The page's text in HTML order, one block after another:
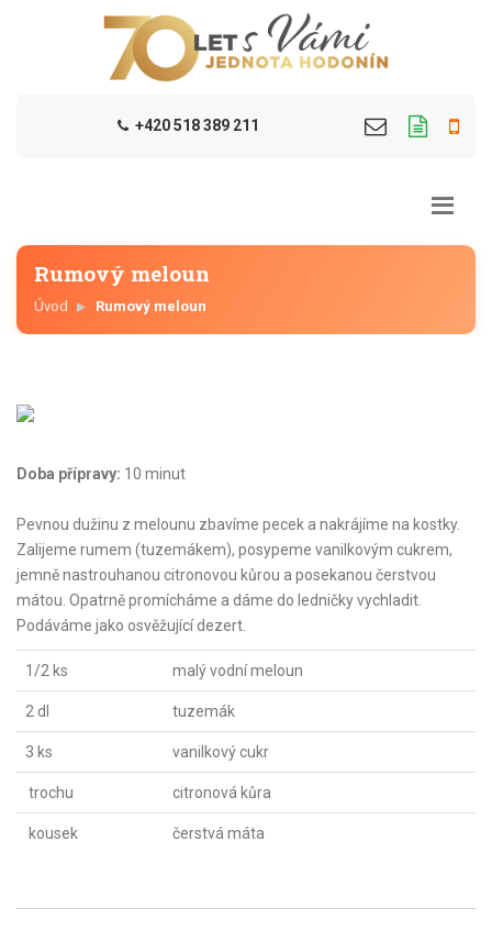
+420 518 389 211
Rumový meloun
Úvod Rumový meloun
Doba přípravy: 10 minut
Pevnou dužinu z melounu zbavíme pecek a nakrájíme na kostky.
Zalijeme rumem (tuzemákem), posypeme vanilkovým cukrem,
jemně nastrouhanou citronovou kůrou a posekanou čerstvou
mátou. Opatrně promícháme a dáme do ledničky vychladit.
Podáváme jako osvěžující dezert.
1/2 ks malý vodní meloun
2 dl tuzemák
3 ks vanilkový cukr
trochu citronová kůra
kousek čerstvá máta